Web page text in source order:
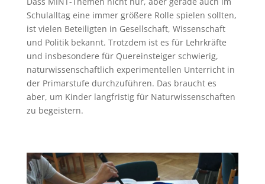
Schulalltag eine immer größere Rolle spielen sollten,
ist vielen Beteiligten in Gesellschaft, Wissenschaft
und Politik bekannt. Trotzdem ist es für Lehrkräfte
und insbesondere für Quereinsteiger schwierig,
naturwissenschaftlich experimentellen Unterricht in
der Primarstufe durchzuführen. Das braucht es
aber, um Kinder langfristig für Naturwissenschaften
zu begeistern.